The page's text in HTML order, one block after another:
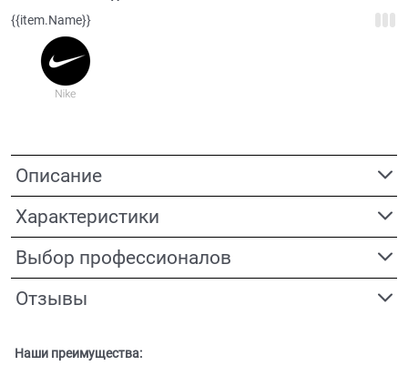
{{item.Name}}
Описание
Характеристики
Выбор профессионалов
Отзывы
Наши преимущества: